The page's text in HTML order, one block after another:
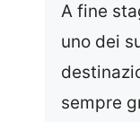
A fine
uno dei
sempre